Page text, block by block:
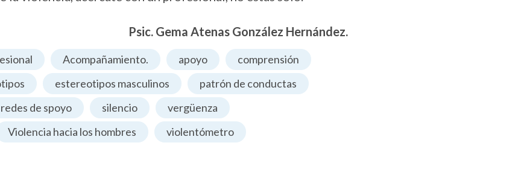
Psic. Gema Atenas González Hernández.
Acompañamiento. apoyo
comprensión
estereotipos masculinos
patrón de conductas
redes de spoyo silencio
vergüenza
Violencia hacia los hombres
violentómetro